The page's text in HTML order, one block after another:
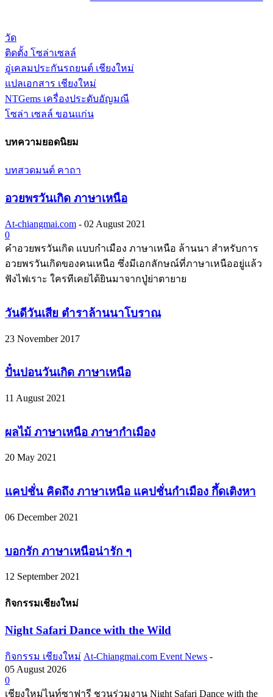
วัด
ติดตั้ง โซล่าเซลล์
อู่เคลมประกันรถยนต์ เชียงใหม่
แปลเอกสาร เชียงใหม่
NTGems เครื่องประดับอัญมณี
โซล่า เซลล์ ขอนแก่น
บทความยอดนิยม
บทสวดมนต์ คาถา
อวยพรวันเกิด ภาษาเหนือ
At-chiangmai.com - 02 August 2021
0
คำอวยพรวันเกิด แบบกำเมือง ภาษาเหนือ ล้านนา สำหรับการ
อวยพรวันเกิดของคนเหนือ ซึ่งมีเอกลักษณ์ที่ภาษาเหนืออยู่แล้ว
ฟังไฟเราะ ใครทีเคยได้ยินมาจากปู่ย่าตายาย
วันดีวันเสีย ตำราล้านนาโบราณ
23 November 2017
ปั๋นปอนวันเกิด ภาษาเหนือ
11 August 2021
ผลไม้ ภาษาเหนือ ภาษากำเมือง
20 May 2021
แคปชั่น คิดถึง ภาษาเหนือ แคปชั่นกำเมือง กึ้ดเติงหา
06 December 2021
บอกรัก ภาษาเหนือน่ารัก ๆ
12 September 2021
กิจกรรมเชียงใหม่
Night Safari Dance with the Wild
กิจกรรม เชียงใหม่ At-Chiangmai.com Event News -
05 August 2026
0
เชียงใหม่ไนท์ซาฟารี ชวนร่วมงาน Night Safari Dance with the